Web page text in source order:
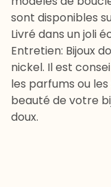
sont disponibles
Livré dans un joli
Entretien: Bijoux
nickel. Il est
les parfums ou
beauté de votre
doux.